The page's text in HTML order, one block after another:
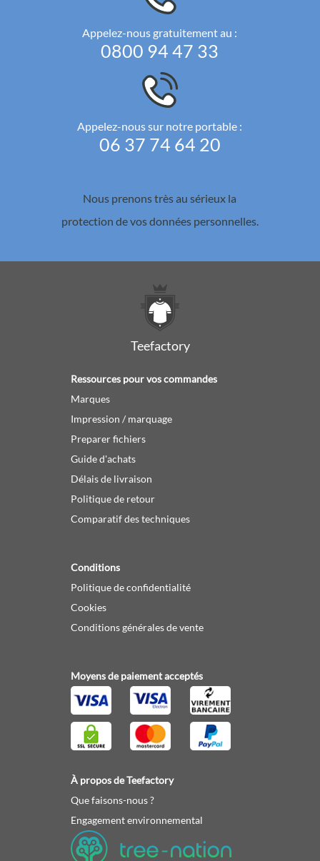
Appelez-nous gratuitement au :
0800 94 47 33
Appelez-nous sur notre portable :
06 37 74 64 20
Nous prenons très au sérieux la
protection de vos données personnelles.
Teefactory
Ressources pour vos commandes
Marques
Impression / marquage
Preparer fichiers
Guide d'achats
Délais de livraison
Politique de retour
Comparatif des techniques
Conditions
Politique de confidentialité
Cookies
Conditions générales de vente
Moyens de paiement acceptés
À propos de Teefactory
Que faisons-nous ?
Engagement environnemental